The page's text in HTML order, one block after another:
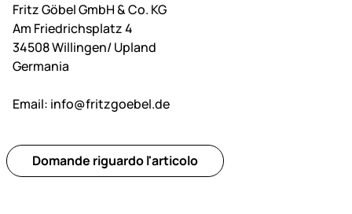
Fritz Göbel GmbH & Co. KG
Am Friedrichsplatz 4
34508 Willingen/ Upland
Germania
Email: info@fritzgoebel.de
Domande riguardo l'articolo